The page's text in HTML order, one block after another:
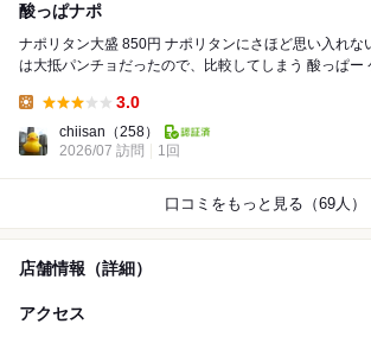
酸っぱナポ
ナポリタン大盛 850円 ナポリタンにさほど思い入れないけど、食べる時
は大抵パンチョだったので、比較してしまう 酸っぱー ケチャップの酸味
3.0
chiisan （258）
2026/07 訪問
1回
口コミをもっと見る（69人）
店舗情報（詳細）
アクセス